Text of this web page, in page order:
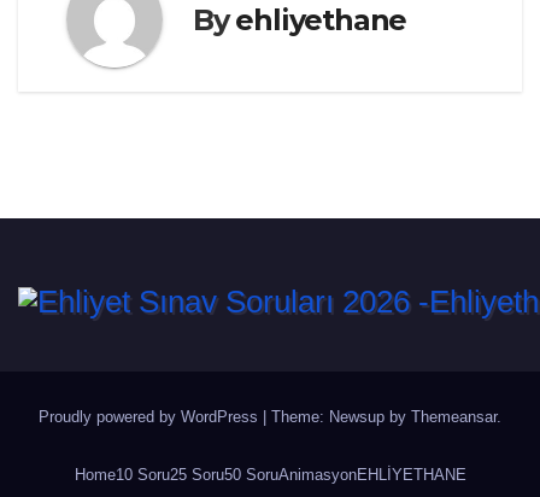
Byehliyethane
Proudly powered by WordPress Theme: Newsup by Themeansar.
Home10 Soru25 Soru50 SoruAnimasyonEHLİYETHANE